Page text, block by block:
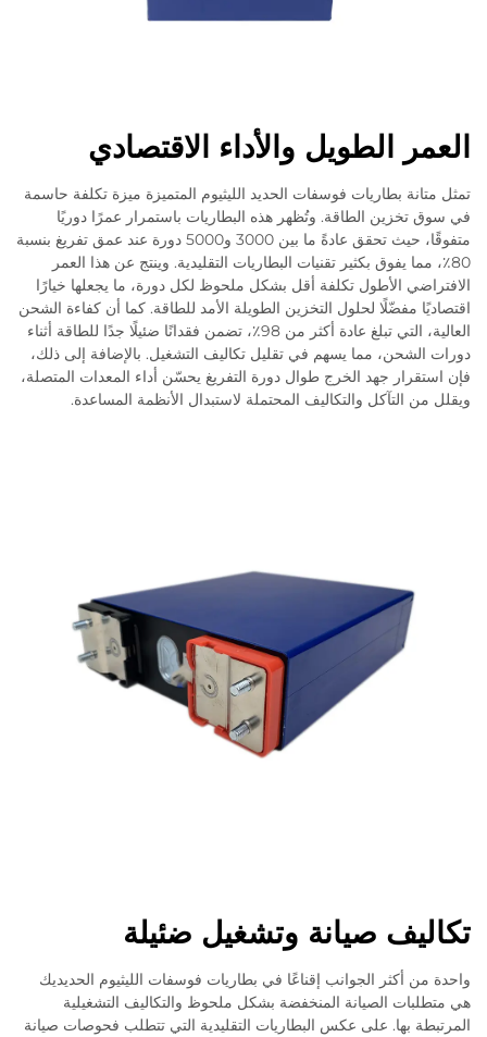
العمر الطويل والأداء الاقتصادي
تمثل متانة بطاريات فوسفات الحديد الليثيوم المتميزة ميزة تكلفة حاسمة
في سوق تخزين الطاقة. وتُظهر هذه البطاريات باستمرار عمرًا دوريًا
متفوقًا، حيث تحقق عادةً ما بين 3000 و5000 دورة عند عمق تفريغ بنسبة
80٪، مما يفوق بكثير تقنيات البطاريات التقليدية. وينتج عن هذا العمر
الافتراضي الأطول تكلفة أقل بشكل ملحوظ لكل دورة، ما يجعلها خيارًا
اقتصاديًا مفضّلًا لحلول التخزين الطويلة الأمد للطاقة. كما أن كفاءة الشحن
العالية، التي تبلغ عادة أكثر من 98٪، تضمن فقدانًا ضئيلًا جدًا للطاقة أثناء
دورات الشحن، مما يسهم في تقليل تكاليف التشغيل. بالإضافة إلى ذلك،
فإن استقرار جهد الخرج طوال دورة التفريغ يحسّن أداء المعدات المتصلة،
ويقلل من التآكل والتكاليف المحتملة لاستبدال الأنظمة المساعدة.
تكاليف صيانة وتشغيل ضئيلة
واحدة من أكثر الجوانب إقناعًا في بطاريات فوسفات الليثيوم الحديديك
هي متطلبات الصيانة المنخفضة بشكل ملحوظ والتكاليف التشغيلية
المرتبطة بها. على عكس البطاريات التقليدية التي تتطلب فحوصات صيانة